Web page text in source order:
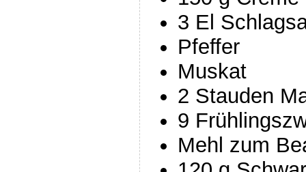
3 El
Pfeffer
Muskat
2 Stauden
9
Mehl zum